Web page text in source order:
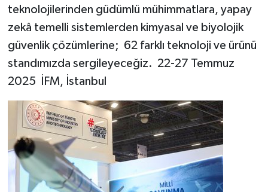
teknolojilerinden güdümlü mühimmatlara, yapay
zekâ temelli sistemlerden kimyasal ve biyolojik
güvenlik çözümlerine; 62 farklı teknoloji ve ürünü
standımızda sergileyeceğiz. 22-27 Temmuz
2025 İFM, İstanbul